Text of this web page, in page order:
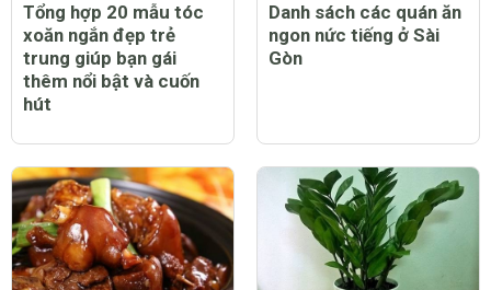
Tổng hợp 20 mẫu tóc
xoăn ngắn đẹp trẻ
trung giúp bạn gái
thêm nổi bật và cuốn
hút
Danh sách các quán ăn
ngon nức tiếng ở Sài
Gòn